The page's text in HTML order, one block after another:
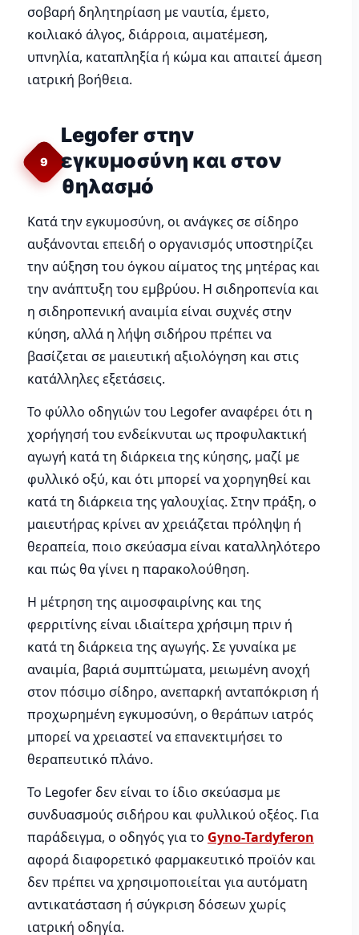
σοβαρή δηλητηρίαση με ναυτία, έμετο,
κοιλιακό άλγος, διάρροια, αιματέμεση,
υπνηλία, καταπληξία ή κώμα και απαιτεί άμεση
ιατρική βοήθεια.
9
Legofer στην
εγκυμοσύνη και στον
θηλασμό
Κατά την εγκυμοσύνη, οι ανάγκες σε σίδηρο
αυξάνονται επειδή ο οργανισμός υποστηρίζει
την αύξηση του όγκου αίματος της μητέρας και
την ανάπτυξη του εμβρύου. Η σιδηροπενία και
η σιδηροπενική αναιμία είναι συχνές στην
κύηση, αλλά η λήψη σιδήρου πρέπει να
βασίζεται σε μαιευτική αξιολόγηση και στις
κατάλληλες εξετάσεις.
Το φύλλο οδηγιών του Legofer αναφέρει ότι η
χορήγησή του ενδείκνυται ως προφυλακτική
αγωγή κατά τη διάρκεια της κύησης, μαζί με
φυλλικό οξύ, και ότι μπορεί να χορηγηθεί και
κατά τη διάρκεια της γαλουχίας. Στην πράξη, ο
μαιευτήρας κρίνει αν χρειάζεται πρόληψη ή
θεραπεία, ποιο σκεύασμα είναι καταλληλότερο
και πώς θα γίνει η παρακολούθηση.
Η μέτρηση της αιμοσφαιρίνης και της
φερριτίνης είναι ιδιαίτερα χρήσιμη πριν ή
κατά τη διάρκεια της αγωγής. Σε γυναίκα με
αναιμία, βαριά συμπτώματα, μειωμένη ανοχή
στον πόσιμο σίδηρο, ανεπαρκή ανταπόκριση ή
προχωρημένη εγκυμοσύνη, ο θεράπων ιατρός
μπορεί να χρειαστεί να επανεκτιμήσει το
θεραπευτικό πλάνο.
Το Legofer δεν είναι το ίδιο σκεύασμα με
συνδυασμούς σιδήρου και φυλλικού οξέος. Για
παράδειγμα, ο οδηγός για το Gyno-Tardyferon
αφορά διαφορετικό φαρμακευτικό προϊόν και
δεν πρέπει να χρησιμοποιείται για αυτόματη
αντικατάσταση ή σύγκριση δόσεων χωρίς
ιατρική οδηγία.